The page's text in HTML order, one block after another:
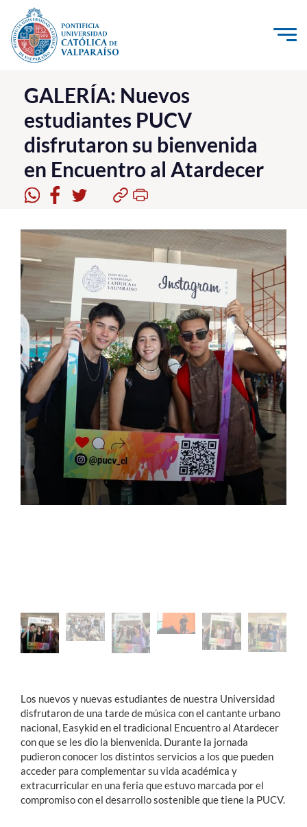
Click acá para ir directamente al contenido
La Universidad
Investigación, Creación e Innovación
PUCV Internacional
Vinculación con el Medio
Postgrado
Formación Continua
Estudiantes
Académicos
Funcionarios
Alumni
English
GALERÍA: Nuevos
estudiantes PUCV
disfrutaron su bienvenida
en Encuentro al Atardecer
Los nuevos y nuevas estudiantes de nuestra Universidad
disfrutaron de una tarde de música con el cantante urbano
nacional, Easykid en el tradicional Encuentro al Atardecer
con que se les dio la bienvenida. Durante la jornada
pudieron conocer los distintos servicios a los que pueden
acceder para complementar su vida académica y
extracurricular en una feria que estuvo marcada por el
compromiso con el desarrollo sostenible que tiene la PUCV.